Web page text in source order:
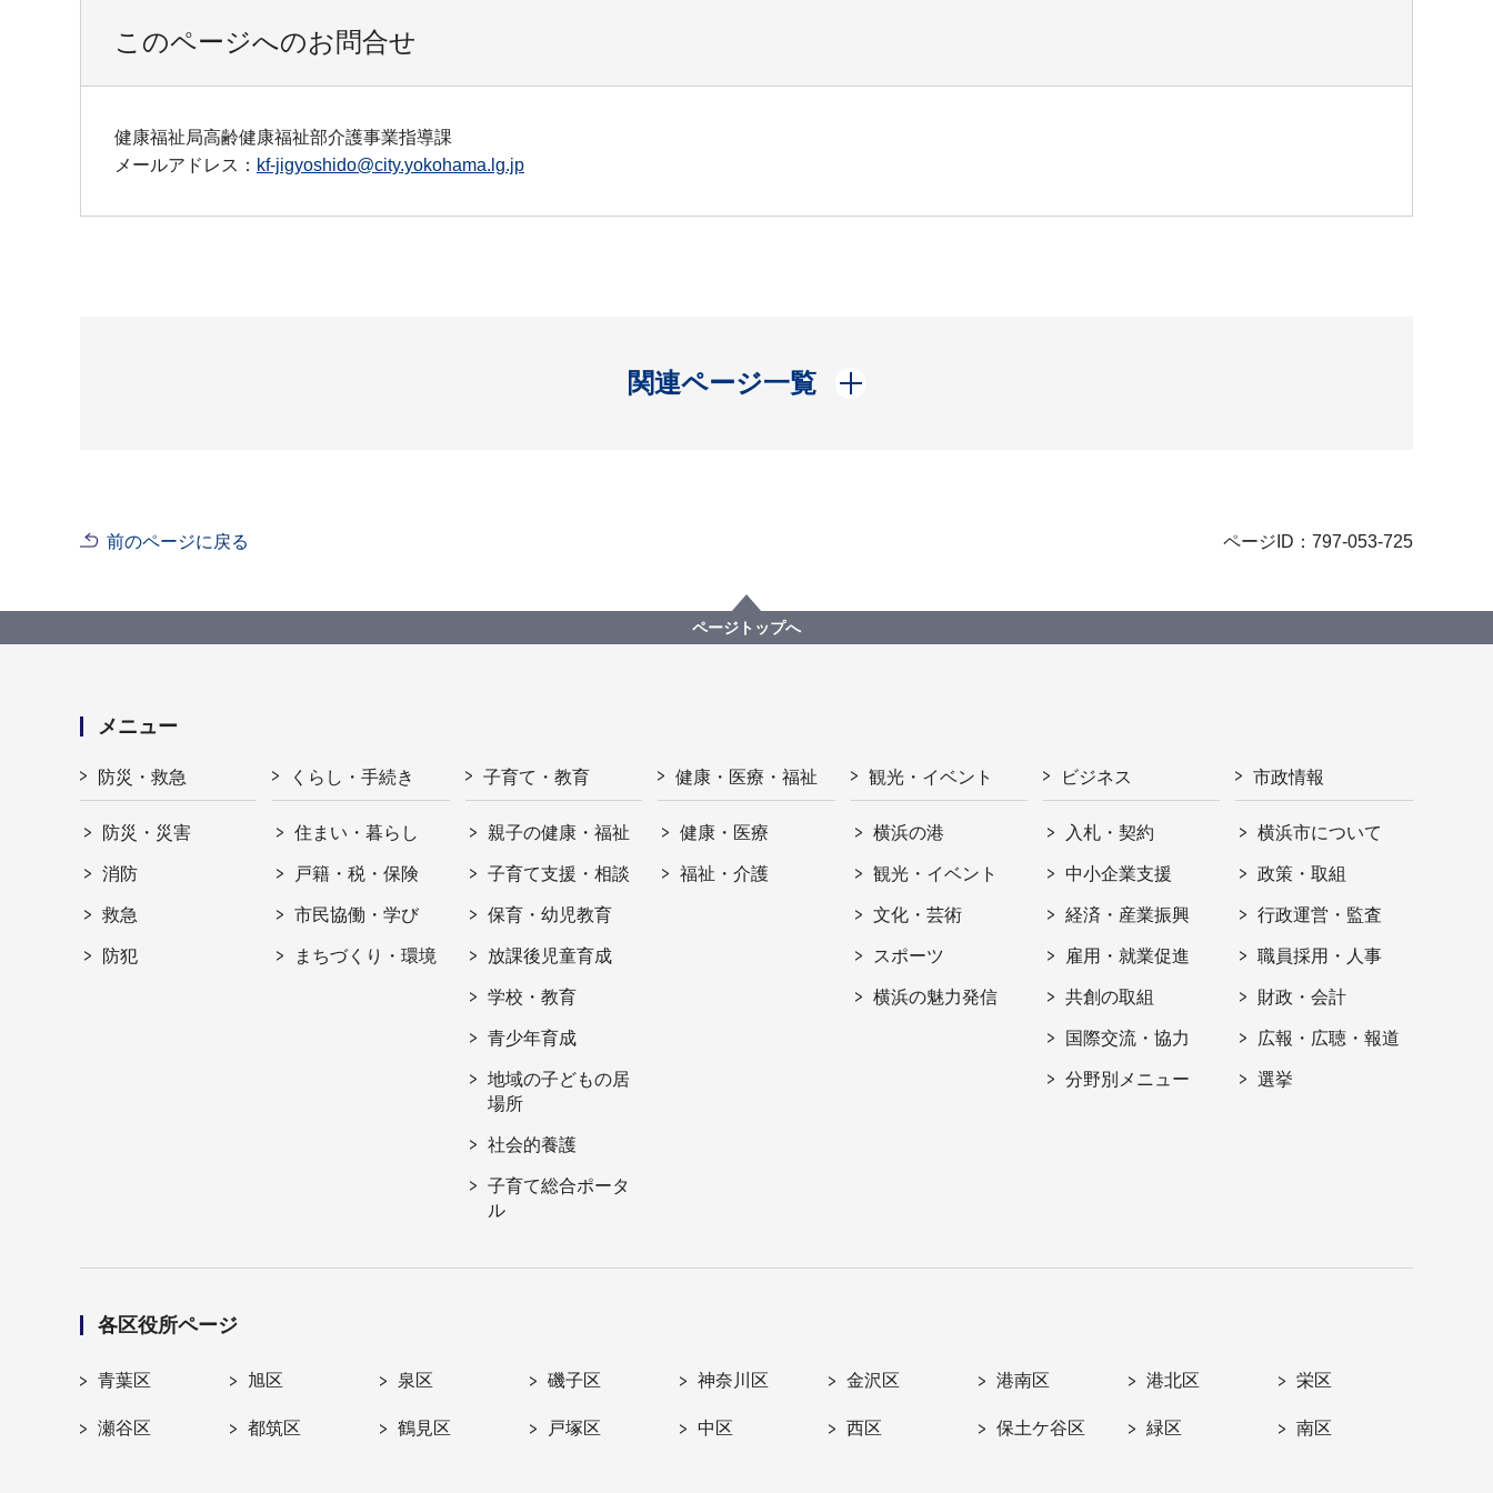
このページへのお問合せ
健康福祉局高齢健康福祉部介護事業指導課
メールアドレス： kf-jigyoshido@city.yokohama.lg.jp
関連ページ一覧
開く
前のページに戻る ページID：797-053-725
ページトップへ
メニュー
防災・救急
防災・災害
消防
救急
防犯
くらし・手続き
住まい・暮らし
戸籍・税・保険
市民協働・学び
まちづくり・環境
子育て・教育
親子の健康・福祉
子育て支援・相談
保育・幼児教育
放課後児童育成
学校・教育
青少年育成
地域の子どもの居
場所
社会的養護
子育て総合ポータ
ル
健康・医療・福祉
健康・医療
福祉・介護
観光・イベント
横浜の港
観光・イベント
文化・芸術
スポーツ
横浜の魅力発信
ビジネス
入札・契約
中小企業支援
経済・産業振興
雇用・就業促進
共創の取組
国際交流・協力
分野別メニュー
市政情報
横浜市について
政策・取組
行政運営・監査
職員採用・人事
財政・会計
広報・広聴・報道
選挙
各区役所ページ
青葉区 旭区 泉区 磯子区 神奈川区 金沢区 港南区 港北区 栄区
瀬谷区 都筑区 鶴見区 戸塚区 中区 西区 保土ケ谷区 緑区 南区